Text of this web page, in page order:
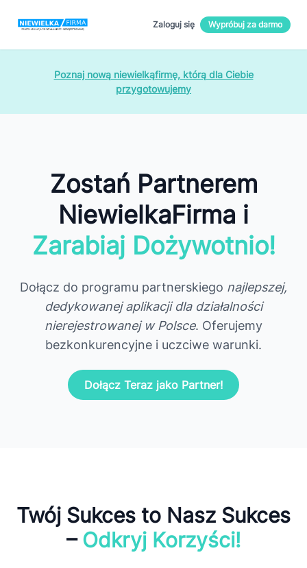
Zaloguj się Wypróbuj za darmo
Poznaj nową niewielkąfirmę, którą dla Ciebie
przygotowujemy
Zostań Partnerem
NiewielkaFirma i
Zarabiaj Dożywotnio!
Dołącz do programu partnerskiego najlepszej,
dedykowanej aplikacji dla działalności
nierejestrowanej w Polsce. Oferujemy
bezkonkurencyjne i uczciwe warunki.
Dołącz Teraz jako Partner!
Twój Sukces to Nasz Sukces
–Odkryj Korzyści!